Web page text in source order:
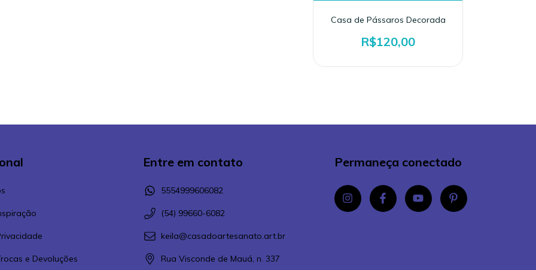
Casa de Pássaros Decorada
R$120,00
e Devoluções
Entre em contato
5554999606082
(54) 99660-6082
keila@casadoartesanato.art.br
Rua Visconde de Mauá, n. 337
Permaneça conectado